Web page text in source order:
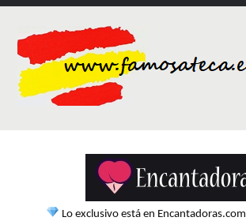
Lo exclusivo está en Encantadoras.com